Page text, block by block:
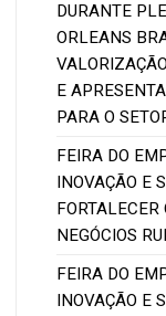
DURANTE
ORLEANS
E
PARA O
FEIRA DO
INOVAÇÃO E
FORTALECER
NEGÓCIOS
FEIRA DO
INOVAÇÃO E